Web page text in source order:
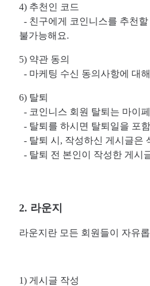
4) 추천인 코드
- 친구에게 코인니스를 추천
불가능해요.
5) 약관 동의
- 마케팅 수신 동의사항에 대
6) 탈퇴
- 코인니스 회원 탈퇴는 마이
- 탈퇴를 하시면 탈퇴일을 포
- 탈퇴 시, 작성하신 게시글은
- 탈퇴 전 본인이 작성한 게시
2. 라운지
라운지란 모든 회원들이 자유
1) 게시글 작성